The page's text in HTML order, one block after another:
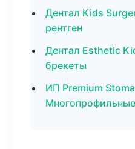
Дентал Kids
рентген
Дентал Esthetic
брекеты
ИП Premium